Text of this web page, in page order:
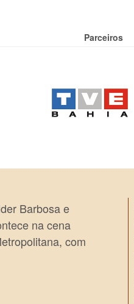
Parceiros
Barbosa e
na cena
com